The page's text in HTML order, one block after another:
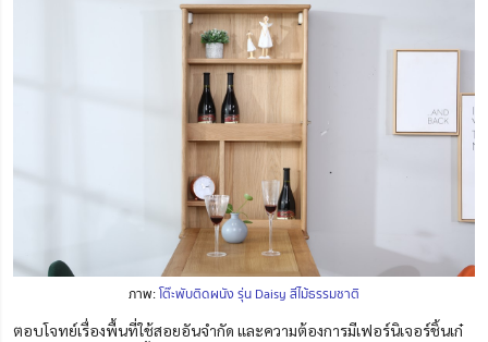
ภาพ:โต๊ะพับติดผนัง รุ่น Daisy สีไม้ธรรมชาติ
ตอบโจทย์เรื่องพื้นที่ใช้สอยอันจำกัด และความต้องการมีเฟอร์นิเจอร์ชิ้นเก๋